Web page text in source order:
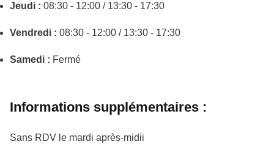
Jeudi : 08:30 - 12:00 / 13:30 - 17:30
Vendredi : 08:30 - 12:00 / 13:30 - 17:30
Samedi : Fermé
Informations supplémentaires :
Sans RDV le mardi après-midii